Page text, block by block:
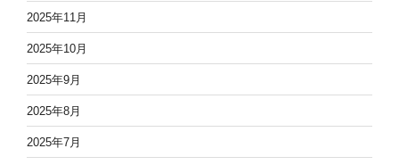
2025年11月
2025年10月
2025年9月
2025年8月
2025年7月